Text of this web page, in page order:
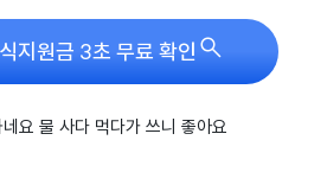
지원금 3초 무료 확인 
요 물 사다 먹다가 쓰니 좋아요